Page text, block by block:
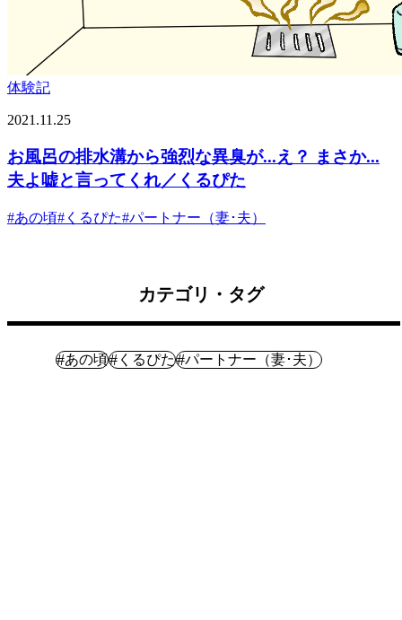
体験記
2021.11.25
お風呂の排水溝から強烈な異臭が...え？ まさか...
夫よ嘘と言ってくれ／くるぴた
#あの頃# くるぴた#パートナー（妻･夫）
カテゴリ・タグ
#あの頃# くるぴた#パートナー（妻･夫）